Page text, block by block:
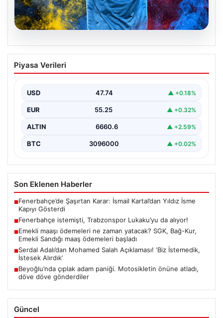
07.08.2026
Fenerbahçe istemişti, Trabzonspor
Lukaku’yu da alıyor!
Piyasa Verileri
USD 47.74 ▲ +0.18%
EUR 55.25 ▲ +0.32%
ALTIN 6660.6 ▲ +2.59%
BTC 3096000 ▲ +0.02%
Son Eklenen Haberler
■Fenerbahçe’de Şaşırtan Karar: İsmail Kartal’dan Yıldız İsme
Kapıyı Gösterdi
■Fenerbahçe istemişti, Trabzonspor Lukaku’yu da alıyor!
■Emekli maaşı ödemeleri ne zaman yatacak? SGK, Bağ-Kur,
Emekli Sandığı maaş ödemeleri başladı
■Serdal Adalı’dan Mohamed Salah Açıklaması! ‘Biz İstemedik,
İstesek Alırdık’
■Beyoğlu’nda çıplak adam paniği. Motosikletin önüne atladı,
döve döve gönderdiler
Güncel